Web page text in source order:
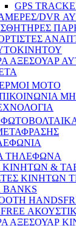
GPS
DVR
ΑΞΕΣΟΥΑΡ
ΜΟΤΟ
ΤΗΛΕΦΩΝΑ
ΚΙΝΗΤΩΝ &
ΚΙΝΗΤΩΝ
BANKS
ΑΞΕΣΟΥΑΡ